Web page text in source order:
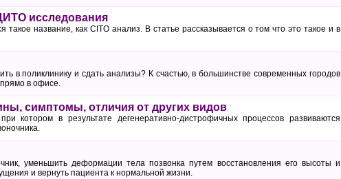
исследования
такое название, как CITO анализ. В статье рассказывается о том что это такое и в
в поликлинику и сдать анализы? К счастью, в большинстве современных городов
прямо в офисе.
симптомы, отличия от других видов
котором в результате дегенеративно-дистрофичных процессов развиваются
уменьшить деформации тела позвонка путем восстановления его высоты и
и вернуть пациента к нормальной жизни.